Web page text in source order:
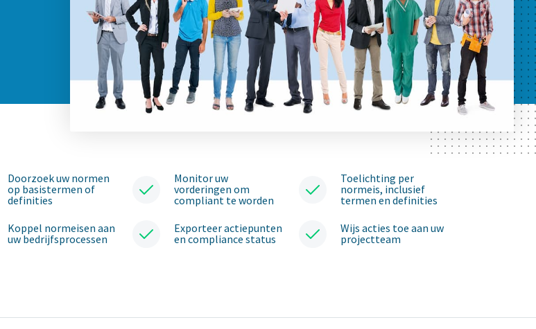
Doorzoek uw normen
op basistermen of
definities
Monitor uw
vorderingen om
compliant te worden
Toelichting per
normeis, inclusief
termen en definities
Koppel normeisen aan
uw bedrijfsprocessen
Exporteer actiepunten
en compliance status
Wijs acties toe aan uw
projectteam